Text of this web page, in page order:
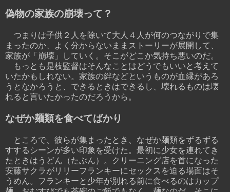
偽物の家族の崩壊って？
つまりは子供２人を除いて大人４人が何のつながりで集
まったのか、よく分からないままストーリーが展開して、
家族が「崩壊」していく。そこがどこか気持ち悪いのだ。
もっとも是枝監督はそんなことはどうでもいいと考えて
いたかもしれない。家族の絆などというものが血縁があろ
うとなかろうと、できるときはできるし、壊れるものは壊
れると言いたかったのだろうから。
なぜか麺類を食べてばかり
ところで、彼らが集まったとき、なぜか麺類をずるずる
すするシーンが多い印象を受けた。最初に少女を連れてき
たときはうどん（たぶん）。クリーニング店を首になった
安藤サクラがリリーフランキーにセックスを迫る場面はそ
うめん。フランキーと少年が別れる前に食べるのはカップ